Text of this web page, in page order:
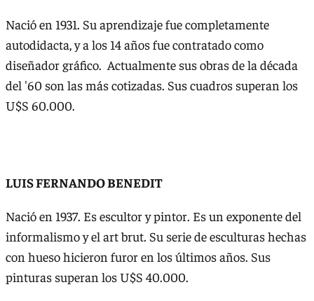
Nació en 1931. Su aprendizaje fue completamente
autodidacta, y a los 14 años fue contratado como
diseñador gráfico. Actualmente sus obras de la década
del '60 son las más cotizadas. Sus cuadros superan los
U$S 60.000.
LUIS FERNANDO BENEDIT
Nació en 1937. Es escultor y pintor. Es un exponente del
informalismo y el art brut. Su serie de esculturas hechas
con hueso hicieron furor en los últimos años. Sus
pinturas superan los U$S 40.000.